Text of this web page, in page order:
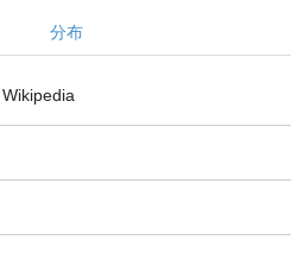
分布
Wikipedia